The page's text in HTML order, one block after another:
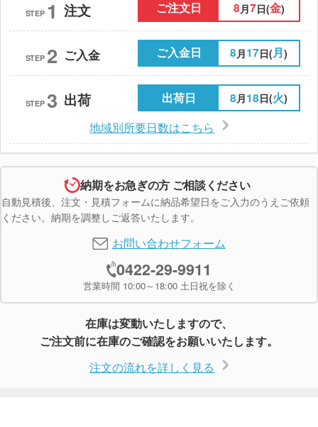
STEP 1 注文 ご注文日 8 月7日(金)
STEP 2 ご入金 ご入金日 8 月17日(月)
STEP 3 出荷 出荷日 8月18日(火)
地域別所要日数はこちら
納期をお急ぎの方 ご相談ください
自動見積後、注文・見積フォームに納品希望日をご入力のうえご依頼
ください。納期を調整しご返答いたします。
お問い合わせフォーム
0422-29-9911
営業時間 10:00～18:00 土日祝を除く
在庫は変動いたしますので、
ご注文前に在庫のご確認をお願いいたします。
注文の流れを詳しく見る